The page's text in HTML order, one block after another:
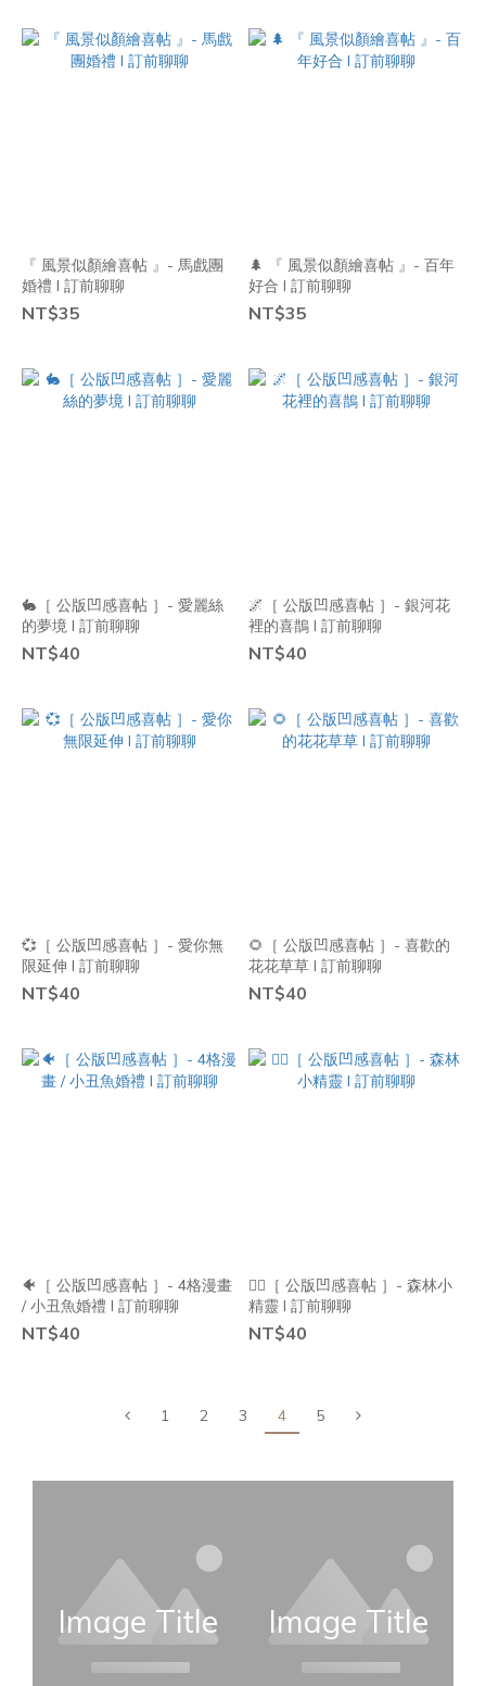
『 風景似顏繪喜帖 』- 馬戲團
婚禮 I 訂前聊聊
NT$35
🌲 『 風景似顏繪喜帖 』- 百年
好合 I 訂前聊聊
NT$35
🐇［ 公版凹感喜帖 ］- 愛麗絲
的夢境 I 訂前聊聊
NT$40
🌌［ 公版凹感喜帖 ］- 銀河花
裡的喜鵲 I 訂前聊聊
NT$40
💞［ 公版凹感喜帖 ］- 愛你無
限延伸 I 訂前聊聊
NT$40
🌻［ 公版凹感喜帖 ］- 喜歡的
花花草草 I 訂前聊聊
NT$40
🐠［ 公版凹感喜帖 ］- 4格漫畫
/ 小丑魚婚禮 I 訂前聊聊
NT$40
🧚‍♂️［ 公版凹感喜帖 ］- 森林小
精靈 I 訂前聊聊
NT$40
1 2 3 4 5
Image Title Image Title